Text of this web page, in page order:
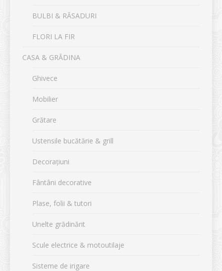
BULBI & RĂSADURI
FLORI LA FIR
CASA & GRĂDINA
Ghivece
Mobilier
Grătare
Ustensile bucătărie & grill
Decorațiuni
Fântâni decorative
Plase, folii & tutori
Unelte grădinărit
Scule electrice & motoutilaje
Sisteme de irigare